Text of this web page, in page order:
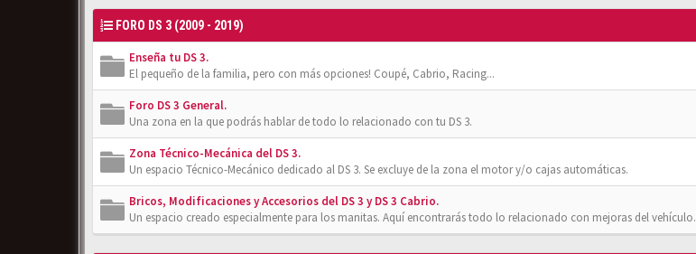
FORO DS 3 (2009 - 2019)
Enseña tu DS 3.
El pequeño de la familia, pero con más opciones! Coupé, Cabrio, Racing...
Foro DS 3 General.
Una zona en la que podrás hablar de todo lo relacionado con tu DS 3.
Zona Técnico-Mecánica del DS 3.
Un espacio Técnico-Mecánico dedicado al DS 3. Se excluye de la zona el motor y/o cajas automáticas.
Bricos, Modificaciones y Accesorios del DS 3 y DS 3 Cabrio.
Un espacio creado especialmente para los manitas. Aquí encontrarás todo lo relacionado con mejoras del vehículo.